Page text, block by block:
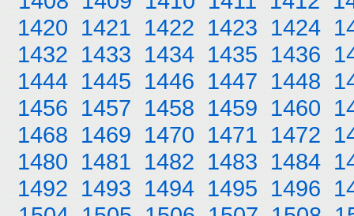
1420 1421 1422 1423 1424
1432 1433 1434 1435 1436
1444 1445 1446 1447 1448
1456 1457 1458 1459 1460
1468 1469 1470 1471 1472
1480 1481 1482 1483 1484
1492 1493 1494 1495 1496